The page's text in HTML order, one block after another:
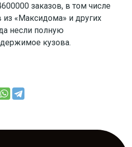
заказов, в том числе
из «Максидома» и других
несли полную
кузова.